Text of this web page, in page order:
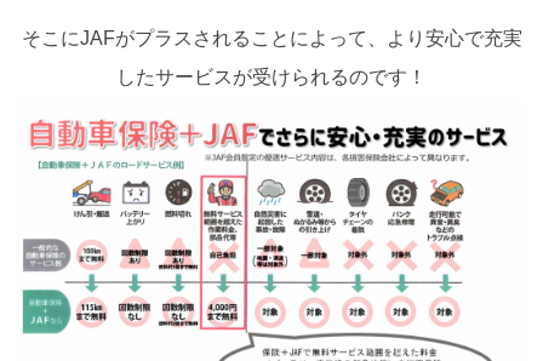
そこにJAFがプラスされることによって、より安心で充実
したサービスが受けられるのです！